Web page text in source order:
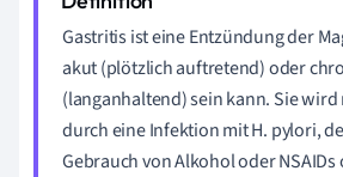
Gastritis ist eine Entzündung der
akut (plötzlich auftretend) oder
(langanhaltend) sein kann. Sie
durch eine Infektion mit H. pylori,
Gebrauch von Alkohol oder